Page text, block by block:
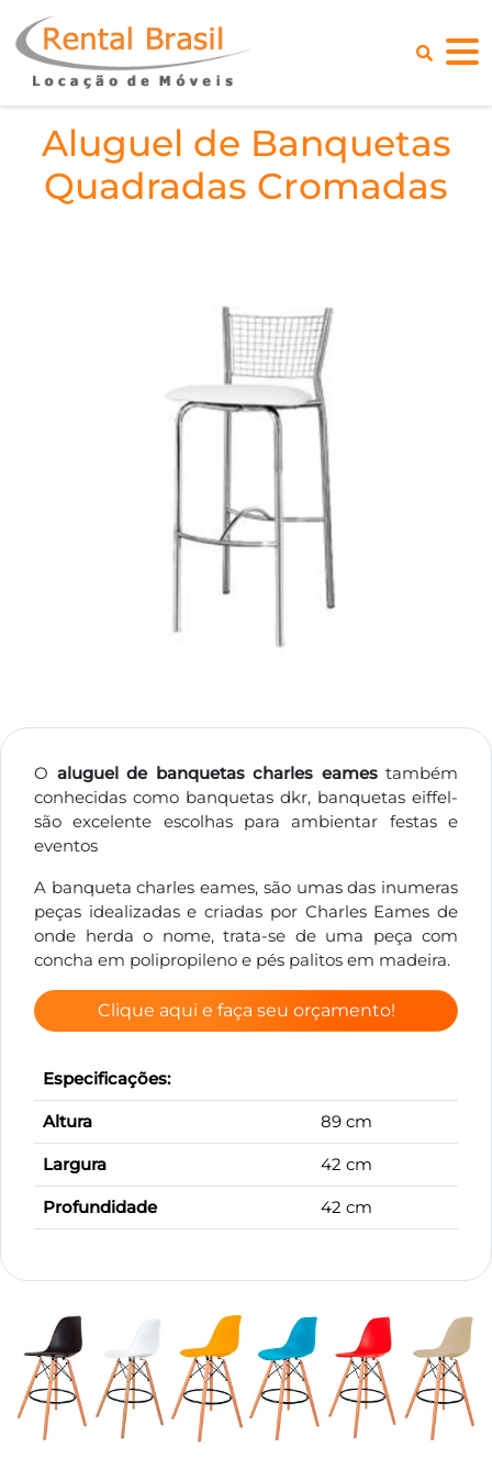
Aluguel de Banquetas
Quadradas Cromadas
O aluguel de banquetas charles eamestambém
conhecidas como banquetas dkr, banquetas eiffel-
são excelente escolhas para ambientar festas e
eventos
A banqueta charles eames, são umas das inumeras
peças idealizadas e criadas por Charles Eames de
onde herda o nome, trata-se de uma peça com
concha em polipropileno e pés palitos em madeira.
Clique aqui e faça seu orçamento!
Especificações:
Altura 89 cm
Largura 42 cm
Profundidade 42 cm